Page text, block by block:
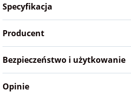
Specyfikacja
Producent
Bezpieczeństwo i użytkowanie
Opinie